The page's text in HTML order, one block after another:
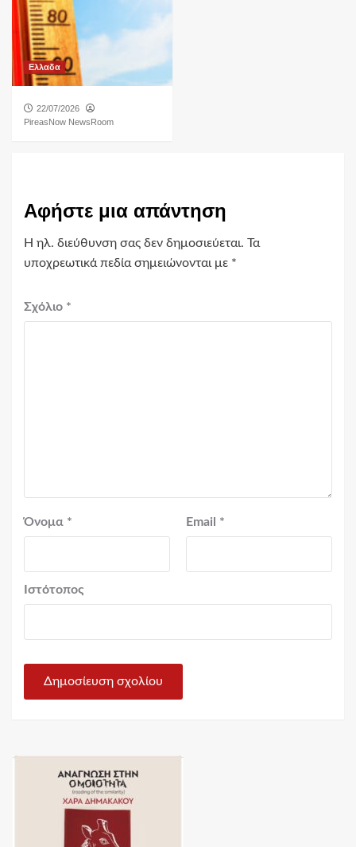
Ελλαδα
22/07/2026
PireasNow NewsRoom
Αφήστε μια απάντηση
Η ηλ. διεύθυνση σας δεν δημοσιεύεται. Τα
υποχρεωτικά πεδία σημειώνονται με *
Σχόλιο *
Όνομα * Email *
Ιστότοπος